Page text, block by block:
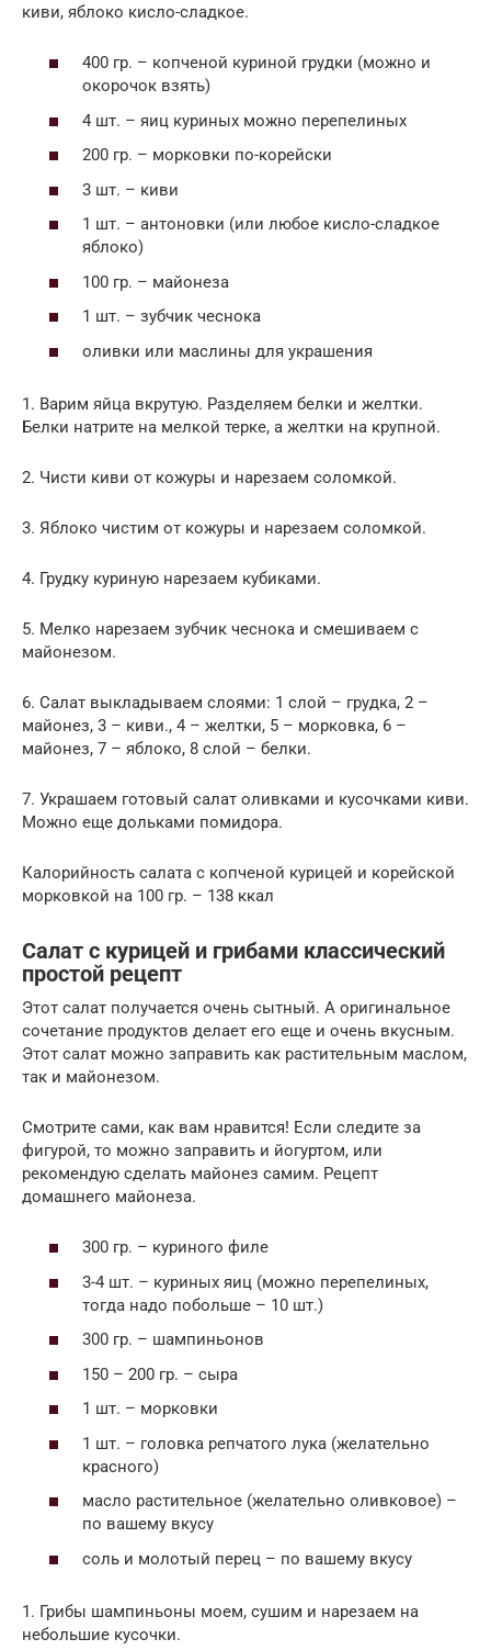
киви, яблоко кисло-сладкое.
400 гр. – копченой куриной грудки (можно и
окорочок взять)
4 шт. – яиц куриных можно перепелиных
200 гр. – морковки по-корейски
3 шт. – киви
1 шт. – антоновки (или любое кисло-сладкое
яблоко)
100 гр. – майонеза
1 шт. – зубчик чеснока
оливки или маслины для украшения
1. Варим яйца вкрутую. Разделяем белки и желтки.
Белки натрите на мелкой терке, а желтки на крупной.
2. Чисти киви от кожуры и нарезаем соломкой.
3. Яблоко чистим от кожуры и нарезаем соломкой.
4. Грудку куриную нарезаем кубиками.
5. Мелко нарезаем зубчик чеснока и смешиваем с
майонезом.
6. Салат выкладываем слоями: 1 слой – грудка, 2 –
майонез, 3 – киви., 4 – желтки, 5 – морковка, 6 –
майонез, 7 – яблоко, 8 слой – белки.
7. Украшаем готовый салат оливками и кусочками киви.
Можно еще дольками помидора.
Калорийность салата с копченой курицей и корейской
морковкой на 100 гр. – 138 ккал
Салат с курицей и грибами классический
простой рецепт
Этот салат получается очень сытный. А оригинальное
сочетание продуктов делает его еще и очень вкусным.
Этот салат можно заправить как растительным маслом,
так и майонезом.
Смотрите сами, как вам нравится! Если следите за
фигурой, то можно заправить и йогуртом, или
рекомендую сделать майонез самим. Рецепт
домашнего майонеза.
300 гр. – куриного филе
3-4 шт. – куриных яиц (можно перепелиных,
тогда надо побольше – 10 шт.)
300 гр. – шампиньонов
150 – 200 гр. – сыра
1 шт. – морковки
1 шт. – головка репчатого лука (желательно
красного)
масло растительное (желательно оливковое) –
по вашему вкусу
соль и молотый перец – по вашему вкусу
1. Грибы шампиньоны моем, сушим и нарезаем на
небольшие кусочки.